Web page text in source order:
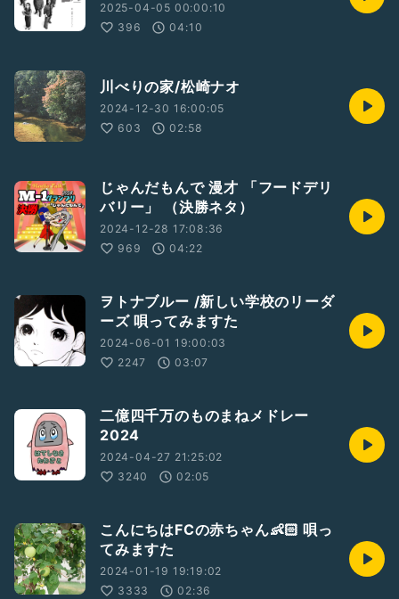
2025-04-05 00:00:10
396
04:10
川べりの家/松崎ナオ
2024-12-30 16:00:05
603
02:58
じゃんだもんで 漫才 「フードデリ
バリー」 （決勝ネタ）
2024-12-28 17:08:36
969
04:22
ヲトナブルー /新しい学校のリーダ
ーズ 唄ってみますた
2024-06-01 19:00:03
2247
03:07
二億四千万のものまねメドレー
2024
2024-04-27 21:25:02
3240
02:05
こんにちはFCの赤ちゃん👶🏻 唄っ
てみますた
2024-01-19 19:19:02
3333
02:36